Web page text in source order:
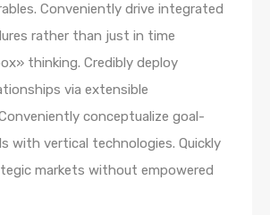
Conveniently drive integrated
rather than just in time
thinking. Credibly deploy
via extensible
conceptualize goal-
with vertical technologies. Quickly
markets without empowered